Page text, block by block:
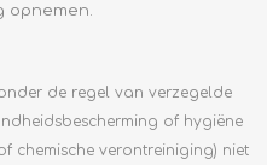
opnemen.
de regel van verzegelde
of hygiëne
chemische verontreiniging) niet